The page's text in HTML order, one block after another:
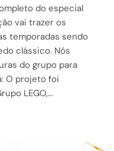
do especial
vai trazer os
temporadas sendo
clássico. Nós
do grupo para
O projeto foi
LEGO,…